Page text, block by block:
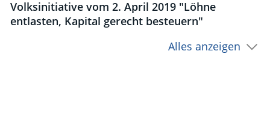
Volksinitiative vom 2. April 2019 "Löhne
entlasten, Kapital gerecht besteuern"
Alles anzeigen